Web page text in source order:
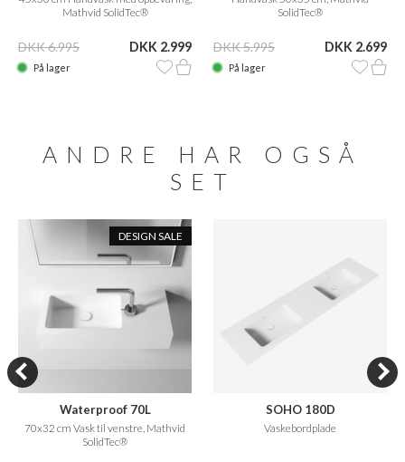
Mathvid SolidTec®
DKK 6.995 DKK 2.999
På lager
SolidTec®
DKK 5.995 DKK 2.699
På lager
ANDRE HAR OGSÅ
SET
DESIGN SALE
Waterproof 70L
70x32 cm Vask til venstre, Mathvid
SolidTec®
SOHO 180D
Vaskebordplade